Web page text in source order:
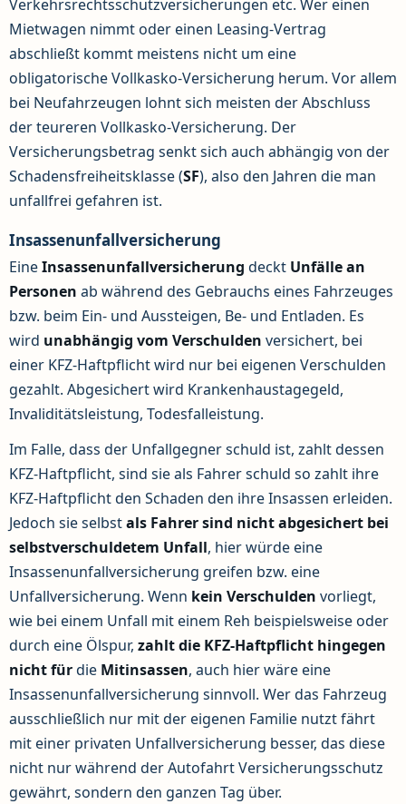
Verkehrsrechtsschutzversicherungen etc. Wer einen
Mietwagen nimmt oder einen Leasing-Vertrag
abschließt kommt meistens nicht um eine
obligatorische Vollkasko-Versicherung herum. Vor allem
bei Neufahrzeugen lohnt sich meisten der Abschluss
der teureren Vollkasko-Versicherung. Der
Versicherungsbetrag senkt sich auch abhängig von der
Schadensfreiheitsklasse (SF), also den Jahren die man
unfallfrei gefahren ist.
Insassenunfallversicherung
EineInsassenunfallversicherung deckt Unfälle an
Personen ab während des Gebrauchs eines Fahrzeuges
bzw. beim Ein- und Aussteigen, Be- und Entladen. Es
wird unabhängig vom Verschulden versichert, bei
einer KFZ-Haftpflicht wird nur bei eigenen Verschulden
gezahlt. Abgesichert wird Krankenhaustagegeld,
Invaliditätsleistung, Todesfalleistung.
Im Falle, dass der Unfallgegner schuld ist, zahlt dessen
KFZ-Haftpflicht, sind sie als Fahrer schuld so zahlt ihre
KFZ-Haftpflicht den Schaden den ihre Insassen erleiden.
Jedoch sie selbstals Fahrer sind nicht abgesichert bei
selbstverschuldetem Unfall, hier würde eine
Insassenunfallversicherung greifen bzw. eine
Unfallversicherung. Wenn kein Verschulden vorliegt,
wie bei einem Unfall mit einem Reh beispielsweise oder
durch eine Ölspur, zahlt die KFZ-Haftpflicht hingegen
nichtfürdie Mitinsassen, auch hier wäre eine
Insassenunfallversicherung sinnvoll. Wer das Fahrzeug
ausschließlich nur mit der eigenen Familie nutzt fährt
mit einer privaten Unfallversicherung besser, das diese
nicht nur während der Autofahrt Versicherungsschutz
gewährt, sondern den ganzen Tag über.